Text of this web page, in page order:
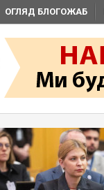
ОГЛЯД БЛОГОЖАБ